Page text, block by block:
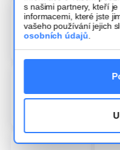
s našimi partnery, kteří
informacemi, které jste
vašeho používání jejich
osobních údajů